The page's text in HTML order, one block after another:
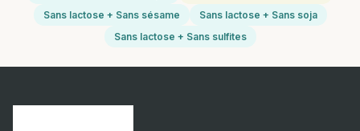
Sans lactose + Sans sésame
Sans lactose + Sans soja
Sans lactose + Sans sulfites